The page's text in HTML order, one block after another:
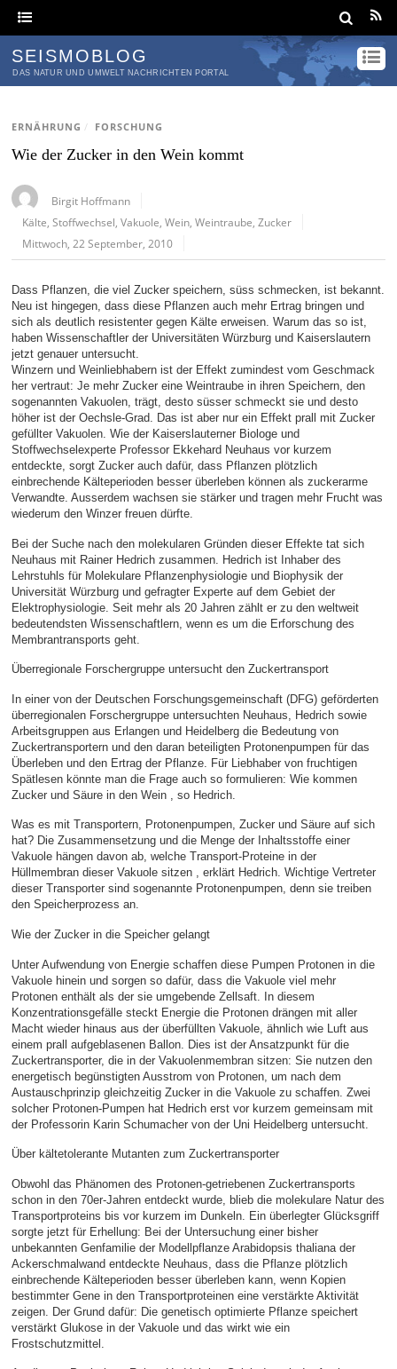
SEISMOBLOG
DAS NATUR UND UMWELT NACHRICHTEN PORTAL
ERNÄHRUNG / FORSCHUNG
Wie der Zucker in den Wein kommt
Birgit Hoffmann
Kälte ,Stoffwechsel ,Vakuole ,Wein ,Weintraube ,Zucker
Mittwoch, 22 September, 2010
Dass Pflanzen, die viel Zucker speichern, süss schmecken, ist bekannt.
Neu ist hingegen, dass diese Pflanzen auch mehr Ertrag bringen und
sich als deutlich resistenter gegen Kälte erweisen. Warum das so ist,
haben Wissenschaftler der Universitäten Würzburg und Kaiserslautern
jetzt genauer untersucht.
Winzern und Weinliebhabern ist der Effekt zumindest vom Geschmack
her vertraut: Je mehr Zucker eine Weintraube in ihren Speichern, den
sogenannten Vakuolen, trägt, desto süsser schmeckt sie und desto
höher ist der Oechsle-Grad. Das ist aber nur ein Effekt prall mit Zucker
gefüllter Vakuolen. Wie der Kaiserslauterner Biologe und
Stoffwechselexperte Professor Ekkehard Neuhaus vor kurzem
entdeckte, sorgt Zucker auch dafür, dass Pflanzen plötzlich
einbrechende Kälteperioden besser überleben können als zuckerarme
Verwandte. Ausserdem wachsen sie stärker und tragen mehr Frucht was
wiederum den Winzer freuen dürfte.
Bei der Suche nach den molekularen Gründen dieser Effekte tat sich
Neuhaus mit Rainer Hedrich zusammen. Hedrich ist Inhaber des
Lehrstuhls für Molekulare Pflanzenphysiologie und Biophysik der
Universität Würzburg und gefragter Experte auf dem Gebiet der
Elektrophysiologie. Seit mehr als 20 Jahren zählt er zu den weltweit
bedeutendsten Wissenschaftlern, wenn es um die Erforschung des
Membrantransports geht.
Überregionale Forschergruppe untersucht den Zuckertransport
In einer von der Deutschen Forschungsgemeinschaft (DFG) geförderten
überregionalen Forschergruppe untersuchten Neuhaus, Hedrich sowie
Arbeitsgruppen aus Erlangen und Heidelberg die Bedeutung von
Zuckertransportern und den daran beteiligten Protonenpumpen für das
Überleben und den Ertrag der Pflanze. Für Liebhaber von fruchtigen
Spätlesen könnte man die Frage auch so formulieren: Wie kommen
Zucker und Säure in den Wein , so Hedrich.
Was es mit Transportern, Protonenpumpen, Zucker und Säure auf sich
hat? Die Zusammensetzung und die Menge der Inhaltsstoffe einer
Vakuole hängen davon ab, welche Transport-Proteine in der
Hüllmembran dieser Vakuole sitzen , erklärt Hedrich. Wichtige Vertreter
dieser Transporter sind sogenannte Protonenpumpen, denn sie treiben
den Speicherprozess an.
Wie der Zucker in die Speicher gelangt
Unter Aufwendung von Energie schaffen diese Pumpen Protonen in die
Vakuole hinein und sorgen so dafür, dass die Vakuole viel mehr
Protonen enthält als der sie umgebende Zellsaft. In diesem
Konzentrationsgefälle steckt Energie die Protonen drängen mit aller
Macht wieder hinaus aus der überfüllten Vakuole, ähnlich wie Luft aus
einem prall aufgeblasenen Ballon. Dies ist der Ansatzpunkt für die
Zuckertransporter, die in der Vakuolenmembran sitzen: Sie nutzen den
energetisch begünstigten Ausstrom von Protonen, um nach dem
Austauschprinzip gleichzeitig Zucker in die Vakuole zu schaffen. Zwei
solcher Protonen-Pumpen hat Hedrich erst vor kurzem gemeinsam mit
der Professorin Karin Schumacher von der Uni Heidelberg untersucht.
Über kältetolerante Mutanten zum Zuckertransporter
Obwohl das Phänomen des Protonen-getriebenen Zuckertransports
schon in den 70er-Jahren entdeckt wurde, blieb die molekulare Natur des
Transportproteins bis vor kurzem im Dunkeln. Ein überlegter Glücksgriff
sorgte jetzt für Erhellung: Bei der Untersuchung einer bisher
unbekannten Genfamilie der Modellpflanze Arabidopsis thaliana der
Ackerschmalwand entdeckte Neuhaus, dass die Pflanze plötzlich
einbrechende Kälteperioden besser überleben kann, wenn Kopien
bestimmter Gene in den Transportproteinen eine verstärkte Aktivität
zeigen. Der Grund dafür: Die genetisch optimierte Pflanze speichert
verstärkt Glukose in der Vakuole und das wirkt wie ein
Frostschutzmittel.